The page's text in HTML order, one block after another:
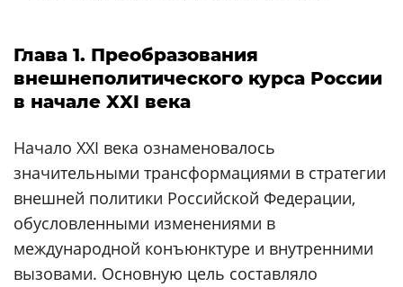
Глава 1. Преобразования
внешнеполитического курса России
в начале XXI века
Начало XXI века ознаменовалось
значительными трансформациями в стратегии
внешней политики Российской Федерации,
обусловленными изменениями в
международной конъюнктуре и внутренними
вызовами. Основную цель составляло